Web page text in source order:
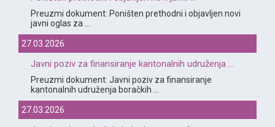
Preuzmi dokument: Poništen prethodni i objavljen novi
javni oglas za ...
27.03.2026
Javni poziv za finansiranje kantonalnih udruženja ...
Preuzmi dokument: Javni poziv za finansiranje
kantonalnih udruženja boračkih ...
27.03.2026